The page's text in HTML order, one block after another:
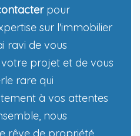
pour
sur l'immobilier
ravi de vous
projet et de vous
rare qui
à vos attentes
nous